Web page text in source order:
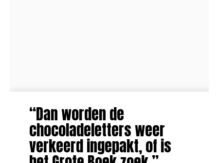
“Dan worden de
chocoladeletters weer
verkeerd ingepakt, of is